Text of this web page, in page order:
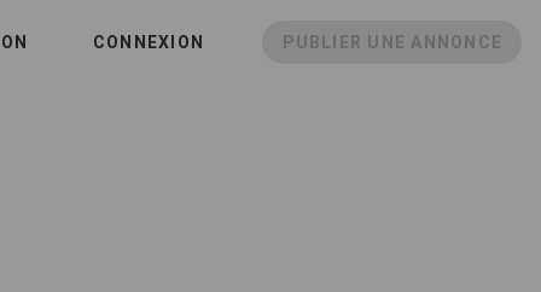
CONNEXION PUBLIER UNE ANNONCE